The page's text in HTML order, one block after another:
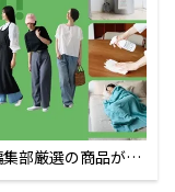
部厳選の商品が買